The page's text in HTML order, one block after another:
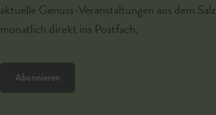
aktuelle Genuss-Veranstaltungen aus dem
monatlich direkt ins Postfach.
Abonnieren